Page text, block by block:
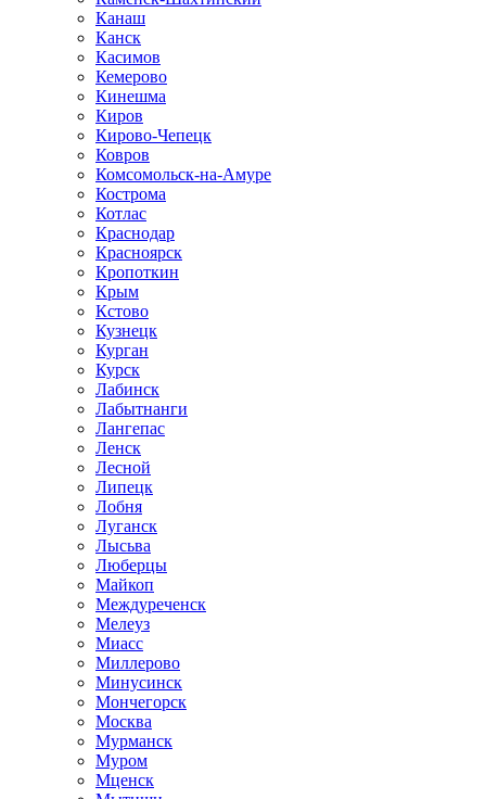
Канаш
Канск
Касимов
Кемерово
Кинешма
Киров
Кирово-Чепецк
Ковров
Комсомольск-на-Амуре
Кострома
Котлас
Краснодар
Красноярск
Кропоткин
Крым
Кстово
Кузнецк
Курган
Курск
Лабинск
Лабытнанги
Лангепас
Ленск
Лесной
Липецк
Лобня
Луганск
Лысьва
Люберцы
Майкоп
Междуреченск
Мелеуз
Миасс
Миллерово
Минусинск
Мончегорск
Москва
Мурманск
Муром
Мценск